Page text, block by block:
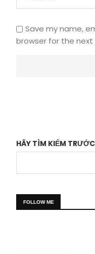
Save my name,
browser for the
HÃY TÌM KIẾM
FOLLOW ME